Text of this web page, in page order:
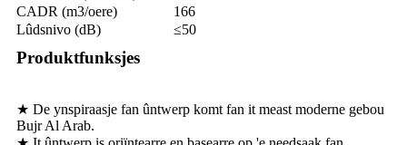
CADR (m3/oere)
166
Lûdsnivo (dB)
≤50
Produktfunksjes
★ De ynspiraasje fan ûntwerp komt fan it meast moderne gebou
Bujr Al Arab.